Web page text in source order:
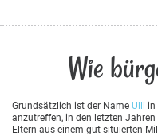
Wie
Grundsätzlich ist der Name Ulli in
anzutreffen, in den letzten
Eltern aus einem gut situierten